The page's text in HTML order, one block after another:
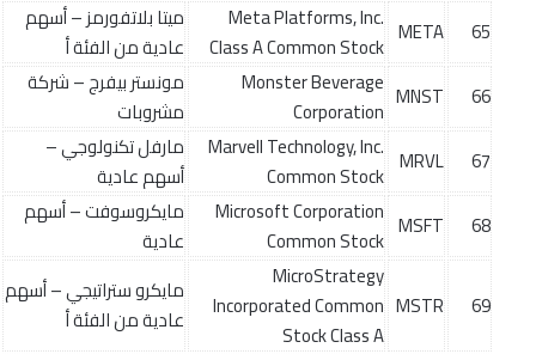
65
META
Meta Platforms, Inc.
Class A Common Stock
ميتا بلاتفورمز – أسهم
عادية من الفئة أ
66
MNST
Monster Beverage
Corporation
مونستر بيفرج – شركة
مشروبات
67
MRVL
Marvell Technology, Inc.
Common Stock
مارفل تكنولوجي –
أسهم عادية
68
MSFT
Microsoft Corporation
Common Stock
مايكروسوفت – أسهم
عادية
69
MSTR
MicroStrategy
Incorporated Common
Stock Class A
مايكرو ستراتيجي – أسهم
عادية من الفئة أ